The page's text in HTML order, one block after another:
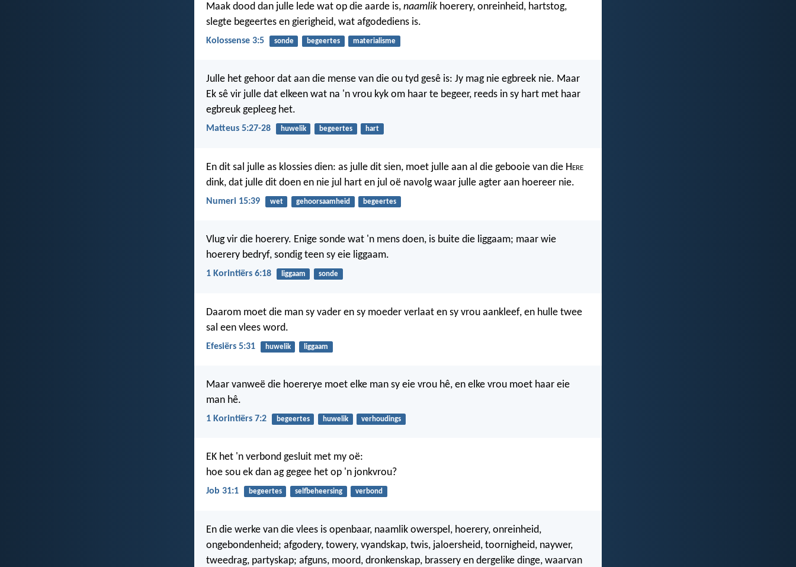
Maak dood dan julle lede wat op die aarde is, naamlik hoerery, onreinheid, hartstog,
slegte begeertes en gierigheid, wat afgodediens is.
Kolossense 3:5 sonde begeertes materialisme
Julle het gehoor dat aan die mense van die ou tyd gesê is: Jy mag nie egbreek nie. Maar
Ek sê vir julle dat elkeen wat na 'n vrou kyk om haar te begeer, reeds in sy hart met haar
egbreuk gepleeg het.
Matteus 5:27-28 huwelik begeertes hart
En dit sal julle as klossies dien: as julle dit sien, moet julle aan al die gebooie van die Here
dink, dat julle dit doen en nie jul hart en jul oë navolg waar julle agter aan hoereer nie.
Numeri 15:39 wet gehoorsaamheid begeertes
Vlug vir die hoerery. Enige sonde wat 'n mens doen, is buite die liggaam; maar wie
hoerery bedryf, sondig teen sy eie liggaam.
1 Korintiërs 6:18 liggaam sonde
Daarom moet die man sy vader en sy moeder verlaat en sy vrou aankleef, en hulle twee
sal een vlees word.
Efesiërs 5:31 huwelik liggaam
Maar vanweë die hoererye moet elke man sy eie vrou hê, en elke vrou moet haar eie
man hê.
1 Korintiërs 7:2 begeertes huwelik verhoudings
EK het 'n verbond gesluit met my oë:
hoe sou ek dan ag gegee het op 'n jonkvrou?
Job 31:1 begeertes selfbeheersing verbond
En die werke van die vlees is openbaar, naamlik owerspel, hoerery, onreinheid,
ongebondenheid; afgodery, towery, vyandskap, twis, jaloersheid, toornigheid, naywer,
tweedrag, partyskap; afguns, moord, dronkenskap, brassery en dergelike dinge, waarvan